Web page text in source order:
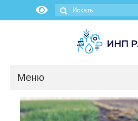
Меню
Новости